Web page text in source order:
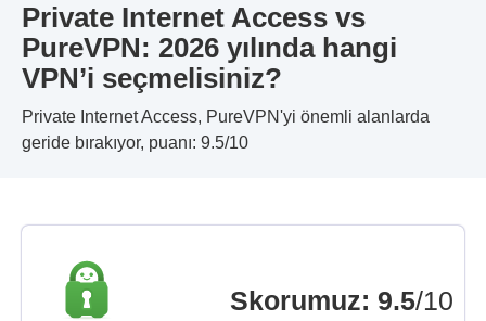
Private Internet Access vs
PureVPN: 2026 yılında hangi
VPN’i seçmelisiniz?
Private Internet Access, PureVPN'yi önemli alanlarda
geride bırakıyor, puanı: 9.5/10
Skorumuz: 9.5/10